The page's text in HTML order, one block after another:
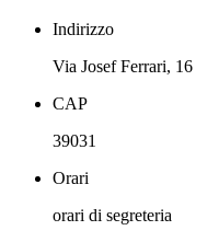
Indirizzo
Via Josef Ferrari, 16
CAP
39031
Orari
orari di segreteria